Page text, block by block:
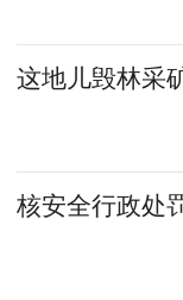
这地儿毁林采
核安全行政处